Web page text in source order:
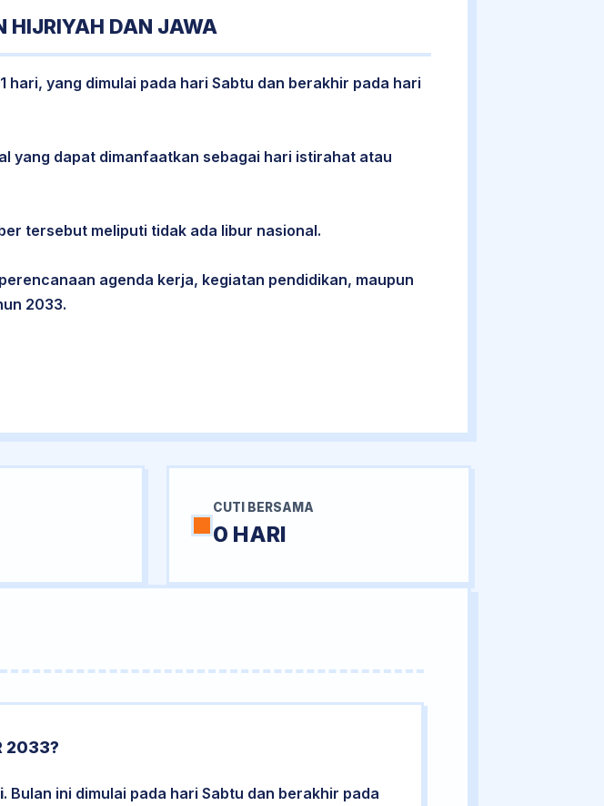
HIJRIYAH DAN JAWA
yang dimulai pada hari Sabtu dan berakhir pada hari
yang dapat dimanfaatkan sebagai hari istirahat atau
tersebut meliputi tidak ada libur nasional.
agenda kerja, kegiatan pendidikan, maupun
2033.
CUTI BERSAMA
0 HARI
2033?
. Bulan ini dimulai pada hari Sabtu dan berakhir pada